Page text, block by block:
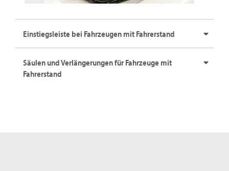
Einstiegsleiste bei Fahrzeugen mit Fahrerstand
Säulen und Verlängerungen für Fahrzeuge mit
Fahrerstand